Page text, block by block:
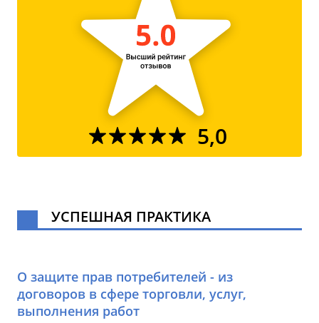
5,0
УСПЕШНАЯ ПРАКТИКА
О защите прав потребителей - из
договоров в сфере торговли, услуг,
выполнения работ